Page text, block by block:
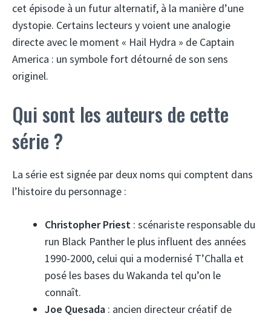
cet épisode à un futur alternatif, à la manière d’une
dystopie. Certains lecteurs y voient une analogie
directe avec le moment « Hail Hydra » de Captain
America : un symbole fort détourné de son sens
originel.
Qui sont les auteurs de cette
série ?
La série est signée par deux noms qui comptent dans
l’histoire du personnage :
Christopher Priest : scénariste responsable du
run Black Panther le plus influent des années
1990-2000, celui qui a modernisé T’Challa et
posé les bases du Wakanda tel qu’on le
connaît.
Joe Quesada : ancien directeur créatif de